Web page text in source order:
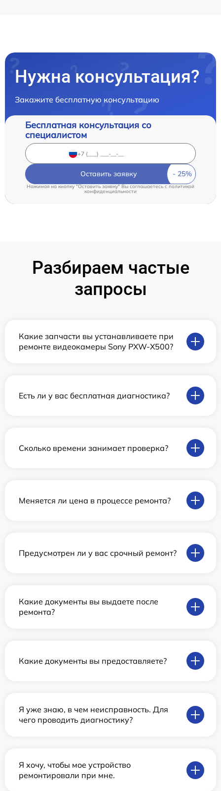
Нужна консультация?
Закажите бесплатную консультацию
Бесплатная консультация со
специалистом
Оставить заявку
Нажимая на кнопку "Оставить заявку" Вы соглашаетесь c политикой
конфиденциальности
Разбираем частые
запросы
Какие запчасти вы устанавливаете при
ремонте видеокамеры Sony PXW-X500?
Есть ли у вас бесплатная диагностика?
Сколько времени занимает проверка?
Меняется ли цена в процессе ремонта?
Предусмотрен ли у вас срочный ремонт?
Какие документы вы выдаете после
ремонта?
Какие документы вы предоставляете?
Я уже знаю, в чем неисправность. Для
чего проводить диагностику?
Я хочу, чтобы мое устройство
ремонтировали при мне.